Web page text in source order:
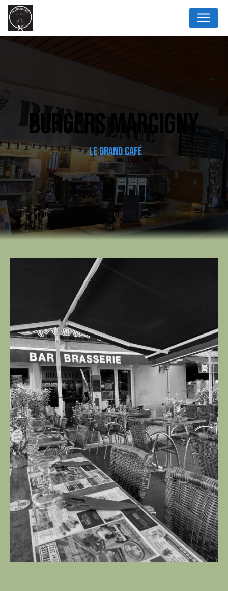
BURGERS MARCIGNY
LE GRAND CAFÉ
Panneau de gestion des cookies